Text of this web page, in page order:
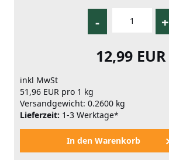
- +
12,99 EUR
inkl MwSt
51,96 EUR pro 1 kg
Versandgewicht: 0.2600 kg
Lieferzeit: 1-3 Werktage*